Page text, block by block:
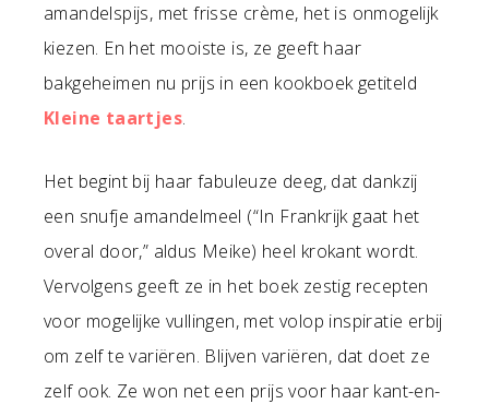
amandelspijs, met frisse crème, het is onmogelijk
kiezen. En het mooiste is, ze geeft haar
bakgeheimen nu prijs in een kookboek getiteld
Kleine taartjes.
Het begint bij haar fabuleuze deeg, dat dankzij
een snufje amandelmeel (“In Frankrijk gaat het
overal door,” aldus Meike) heel krokant wordt.
Vervolgens geeft ze in het boek zestig recepten
voor mogelijke vullingen, met volop inspiratie erbij
om zelf te variëren. Blijven variëren, dat doet ze
zelf ook. Ze won net een prijs voor haar kant-en-